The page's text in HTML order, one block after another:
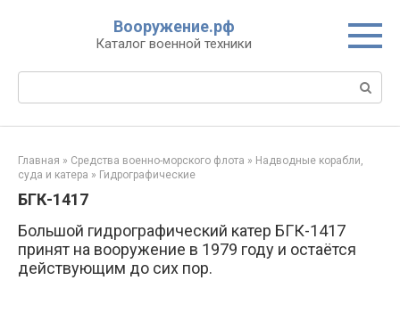
Вооружение.рф
Каталог военной техники
Поиск:
Главная » Средства военно-морского флота » Надводные корабли,
суда и катера » Гидрографические
БГК-1417
Большой гидрографический катер БГК-1417
принят на вооружение в 1979 году и остаётся
действующим до сих пор.